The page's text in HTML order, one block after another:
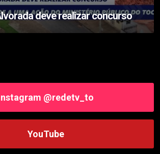
deve realizar concurso
@redetv_to
YouTube